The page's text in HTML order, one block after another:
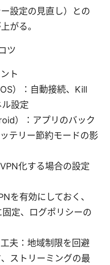
設定の見直し）との
がる。
ツ
ト
）：自動接続、Kill
設定
）：アプリのバック
テリー節約モードの影
化する場合の設定
を有効にしておく、
定、ログポリシーの
夫：地域制限を回避
ストリーミングの最